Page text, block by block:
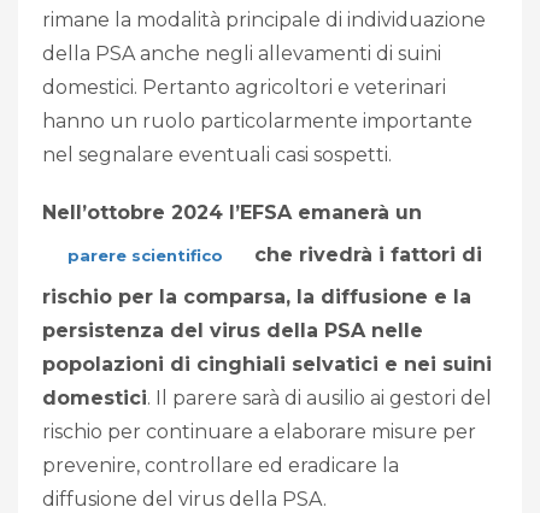
rimane la modalità principale di individuazione
della PSA anche negli allevamenti di suini
domestici. Pertanto agricoltori e veterinari
hanno un ruolo particolarmente importante
nel segnalare eventuali casi sospetti.
Nell’ottobre 2024 l’EFSA emanerà un
parere scientifico
che rivedrà i fattori di
rischio per la comparsa, la diffusione e la
persistenza del virus della PSA nelle
popolazioni di cinghiali selvatici e nei suini
domestici. Il parere sarà di ausilio ai gestori del
rischio per continuare a elaborare misure per
prevenire, controllare ed eradicare la
diffusione del virus della PSA.